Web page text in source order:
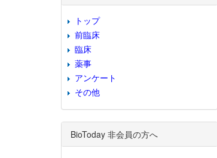
トップ
前臨床
臨床
薬事
アンケート
その他
BioToday 非会員の方へ